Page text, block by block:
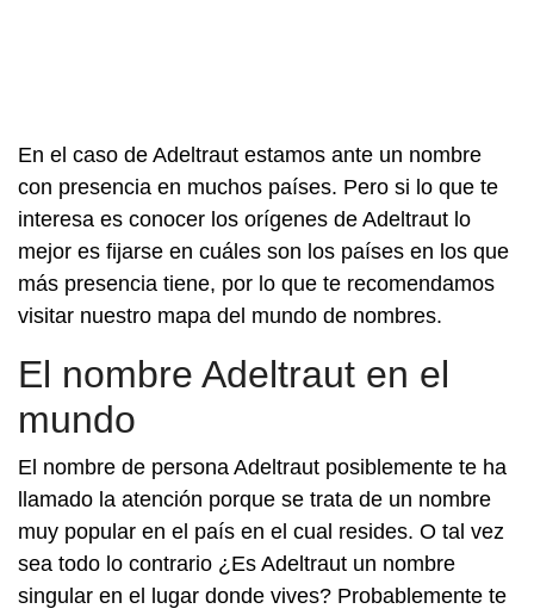
En el caso de Adeltraut estamos ante un nombre
con presencia en muchos países. Pero si lo que te
interesa es conocer los orígenes de Adeltraut lo
mejor es fijarse en cuáles son los países en los que
más presencia tiene, por lo que te recomendamos
visitar nuestro mapa del mundo de nombres.
El nombre Adeltraut en el
mundo
El nombre de persona Adeltraut posiblemente te ha
llamado la atención porque se trata de un nombre
muy popular en el país en el cual resides. O tal vez
sea todo lo contrario ¿Es Adeltraut un nombre
singular en el lugar donde vives? Probablemente te